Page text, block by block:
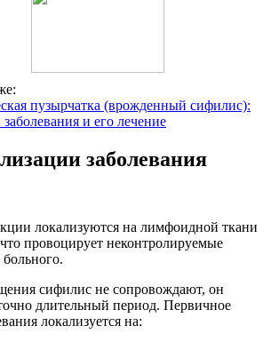
пузырчатка (врожденный сифилис):
и его лечение
заболевания
локализуются на лимфоидной ткани
провоцирует неконтролируемые
сифилис не сопровождают, он
длительный период. Первичное
локализуется на: